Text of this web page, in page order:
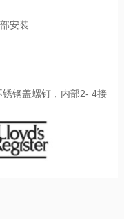
安装
钢盖螺钉，内部2- 4接